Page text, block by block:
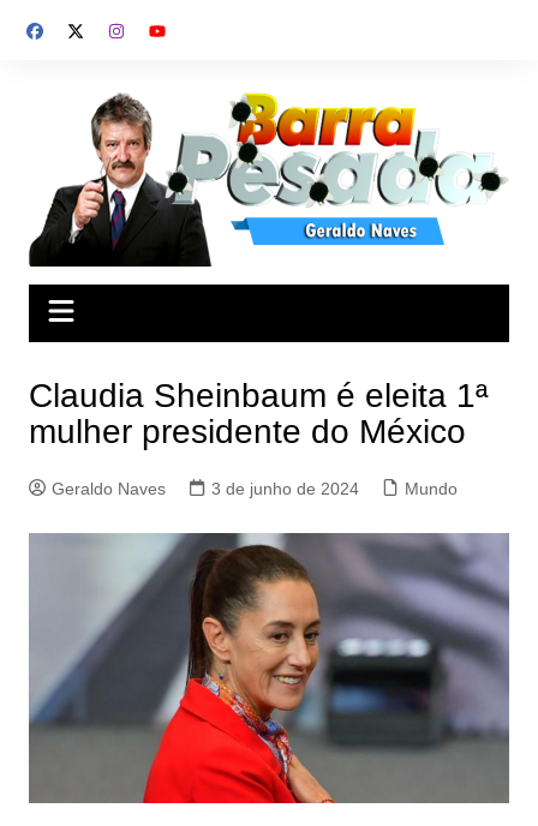
para
Claudia Sheinbaum é eleita 1ª
mulher presidente do México
Geraldo Naves 3 de junho de 2024 Mundo